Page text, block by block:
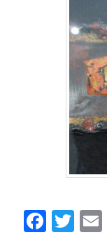
F
T